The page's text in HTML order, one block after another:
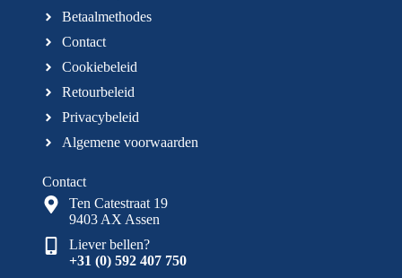
Betaalmethodes
Contact
Cookiebeleid
Retourbeleid
Privacybeleid
Algemene voorwaarden
Contact
Ten Catestraat 19
9403 AX Assen
Liever bellen?
+31 (0) 592 407 750